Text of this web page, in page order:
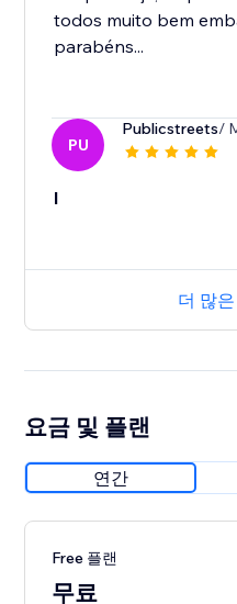
todos muito bem
parabéns...
PU
Publicstreets/
l
더 많
요금 및 플랜
연간
Free 플랜
무료